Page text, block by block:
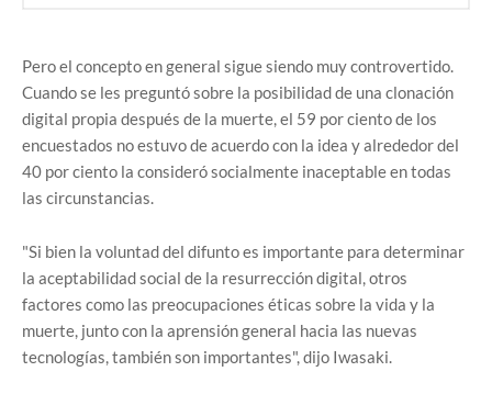
Pero el concepto en general sigue siendo muy controvertido.
Cuando se les preguntó sobre la posibilidad de una clonación
digital propia después de la muerte, el 59 por ciento de los
encuestados no estuvo de acuerdo con la idea y alrededor del
40 por ciento la consideró socialmente inaceptable en todas
las circunstancias.
"Si bien la voluntad del difunto es importante para determinar
la aceptabilidad social de la resurrección digital, otros
factores como las preocupaciones éticas sobre la vida y la
muerte, junto con la aprensión general hacia las nuevas
tecnologías, también son importantes", dijo Iwasaki.